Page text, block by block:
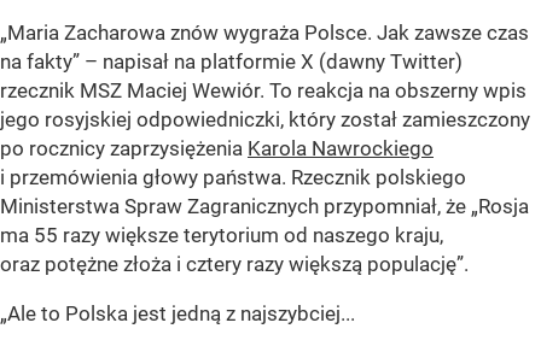
„Maria Zacharowa znów wygraża Polsce. Jak zawsze czas
na fakty” – napisał na platformie X (dawny Twitter)
rzecznik MSZ Maciej Wewiór. To reakcja na obszerny wpis
jego rosyjskiej odpowiedniczki, który został zamieszczony
po rocznicy zaprzysiężenia Karola Nawrockiego
i przemówienia głowy państwa. Rzecznik polskiego
Ministerstwa Spraw Zagranicznych przypomniał, że „Rosja
ma 55 razy większe terytorium od naszego kraju,
oraz potężne złoża i cztery razy większą populację”.
„Ale to Polska jest jedną z najszybciej...